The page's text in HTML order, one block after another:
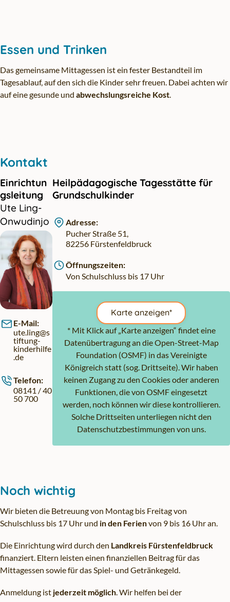
Essen und Trinken
Das gemeinsame Mittagessen ist ein fester Bestandteil im
Tagesablauf, auf den sich die Kinder sehr freuen. Dabei achten wir
auf eine gesunde und abwechslungsreiche Kost.
Kontakt
Einrichtun
gsleitung
Ute Ling-
Onwudinjo
E-Mail:
ute.ling@s
tiftung-
kinderhilfe
.de
Telefon:
08141 / 40
50 700
Heilpädagogische Tagesstätte für
Grundschulkinder
Adresse:
Pucher Straße 51,
82256 Fürstenfeldbruck
Öffnungszeiten:
Von Schulschluss bis 17 Uhr
Karte anzeigen*
* Mit Klick auf „Karte anzeigen“ findet eine
Datenübertragung an die Open-Street-Map
Foundation (OSMF) in das Vereinigte
Königreich statt (sog. Drittseite). Wir haben
keinen Zugang zu den Cookies oder anderen
Funktionen, die von OSMF eingesetzt
werden, noch können wir diese kontrollieren.
Solche Drittseiten unterliegen nicht den
Datenschutzbestimmungen von uns.
Noch wichtig
Wir bieten die Betreuung von Montag bis Freitag von
Schulschluss bis 17 Uhr und in den Ferienvon 9 bis 16 Uhr an.
Die Einrichtung wird durch den Landkreis Fürstenfeldbruck
finanziert. Eltern leisten einen finanziellen Beitrag für das
Mittagessen sowie für das Spiel- und Getränkegeld.
Anmeldung ist jederzeit möglich. Wir helfen bei der